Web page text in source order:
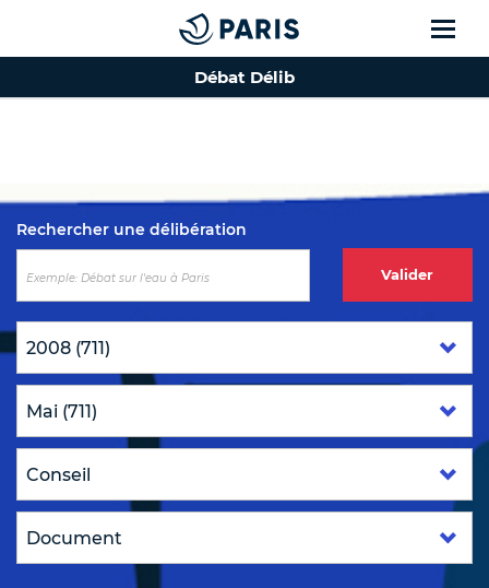
Top of the page
Débat Délib
Rechercher une délibération
Valider